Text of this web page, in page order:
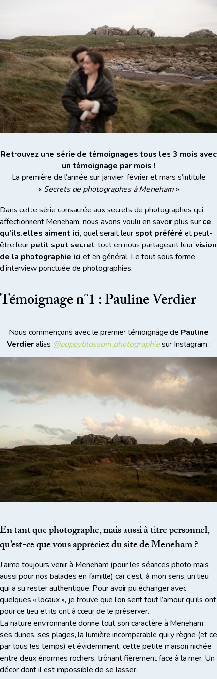
Retrouvez une série de témoignages tous les 3 mois avec
un témoignage par mois !
La première de l’année sur janvier, février et mars s’intitule
« Secrets de photographes à Meneham»
Dans cette série consacrée aux secrets de photographes qui
affectionnent Meneham, nous avons voulu en savoir plus sur ce
qu’ils.elles aiment ici, quel serait leur spot préféré et peut-
être leur petit spot secret, tout en nous partageant leurvision
de la photographie ici et en général. Le tout sous forme
d’interview ponctuée de photographies.
Témoignage n°1 : Pauline Verdier
Nous commençons avec le premier témoignage de Pauline
Verdieralias @poppyblossom.photographiesur Instagram :
En tant que photographe, mais aussi à titre personnel,
qu’est-ce que vous appréciez du site de Meneham ?
J’aime toujours venir à Meneham (pour les séances photo mais
aussi pour nos balades en famille) car c’est, à mon sens, un lieu
qui a su rester authentique. Pour avoir pu échanger avec
quelques « locaux », je trouve que l’on sent tout l’amour qu’ils ont
pour ce lieu et ils ont à cœur de le préserver.
La nature environnante donne tout son caractère à Meneham :
ses dunes, ses plages, la lumière incomparable qui y règne (et ce
par tous les temps) et évidemment, cette petite maison nichée
entre deux énormes rochers, trônant fièrement face à la mer. Un
décor dont il est impossible de se lasser.